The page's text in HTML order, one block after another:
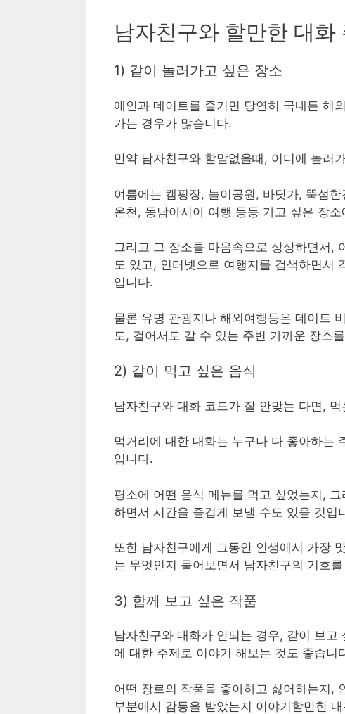
남자친구와 할만한 대화
1) 같이 놀러가고 싶은 장소
애인과 데이트를 즐기면 당연히 국내든 해
가는 경우가 많습니다.
만약 남자친구와 할말없을때, 어디에 놀러
여름에는 캠핑장, 놀이공원, 바닷가, 뚝섬
온천, 동남아시아 여행 등등 가고 싶은 장
그리고 그 장소를 마음속으로 상상하면서,
도 있고, 인터넷으로 여행지를 검색하면서
입니다.
물론 유명 관광지나 해외여행등은 데이트
도, 걸어서도 갈 수 있는 주변 가까운 장소
2) 같이 먹고 싶은 음식
남자친구와 대화 코드가 잘 안맞는 다면,
먹거리에 대한 대화는 누구나 다 좋아하는
입니다.
평소에 어떤 음식 메뉴를 먹고 싶었는지,
하면서 시간을 즐겁게 보낼 수도 있을 것입
또한 남자친구에게 그동안 인생에서 가장
는 무엇인지 물어보면서 남자친구의 기호
3) 함께 보고 싶은 작품
남자친구와 대화가 안되는 경우, 같이 보
에 대한 주제로 이야기 해보는 것도 좋습니
어떤 장르의 작품을 좋아하고 싫어하는지,
부분에서 감동을 받았는지 이야기할만한